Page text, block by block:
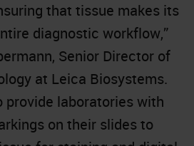
that tissue makes its
diagnostic workflow,”
Senior Director of
at Leica Biosystems.
provide laboratories with
on their slides to